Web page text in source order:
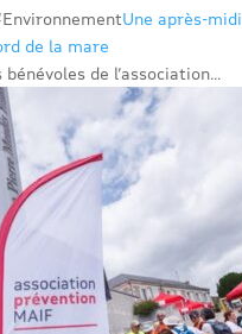
Une après-midi
de la mare
de l’association...